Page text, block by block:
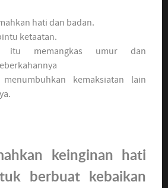
hati dan badan.
ketaatan.
itu memangkas umur dan
menumbuhkan kemaksiatan lain
keinginan hati
berbuat kebaikan